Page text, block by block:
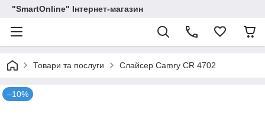
"SmartOnline" Інтернет-магазин
Товари та послуги Слайсер Camry CR 4702
–10%